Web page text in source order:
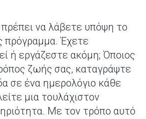
να λάβετε υπόψη το
πρόγραμμα. Έχετε
ή εργάζεστε ακόμη; Όποιος
ζωής σας, καταγράψτε
σε ένα ημερολόγιο κάθε
μια τουλάχιστον
Με τον τρόπο αυτό